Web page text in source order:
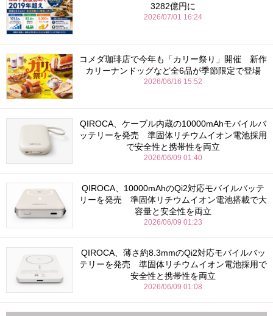
3282億円に
2026/07/01 16:24
コメダ珈琲店で今年も「カリー祭り」開催 新作
カリーナンドッグなど全6品が季節限定で登場
2026/06/16 15:52
QIROCA、ケーブル内蔵の10000mAhモバイルバ
ッテリーを発売 準固体リチウムイオン電池採用
で安全性と携帯性を両立
2026/06/09 01:40
QIROCA、10000mAhのQi2対応モバイルバッテ
リーを発売 準固体リチウムイオン電池搭載で大
容量と安全性を両立
2026/06/09 01:23
QIROCA、薄さ約8.3mmのQi2対応モバイルバッ
テリーを発売 準固体リチウムイオン電池採用で
安全性と携帯性を両立
2026/06/09 01:08